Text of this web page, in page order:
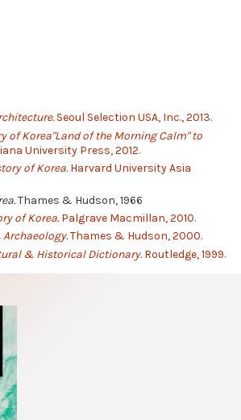
Seoul Selection USA, Inc., 2013.
of Korea"Land of the Morning Calm" to
University Press, 2012.
of Korea.Harvard University Asia
Thames & Hudson, 1966
of Korea.Palgrave Macmillan, 2010.
Thames & Hudson, 2000.
& Historical Dictionary.Routledge, 1999.